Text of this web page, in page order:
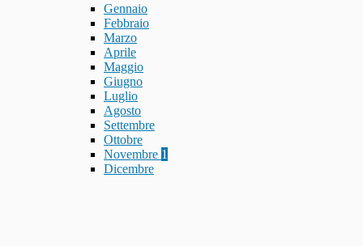
Gennaio
Febbraio
Marzo
Aprile
Maggio
Giugno
Luglio
Agosto
Settembre
Ottobre
Novembre 1
Dicembre